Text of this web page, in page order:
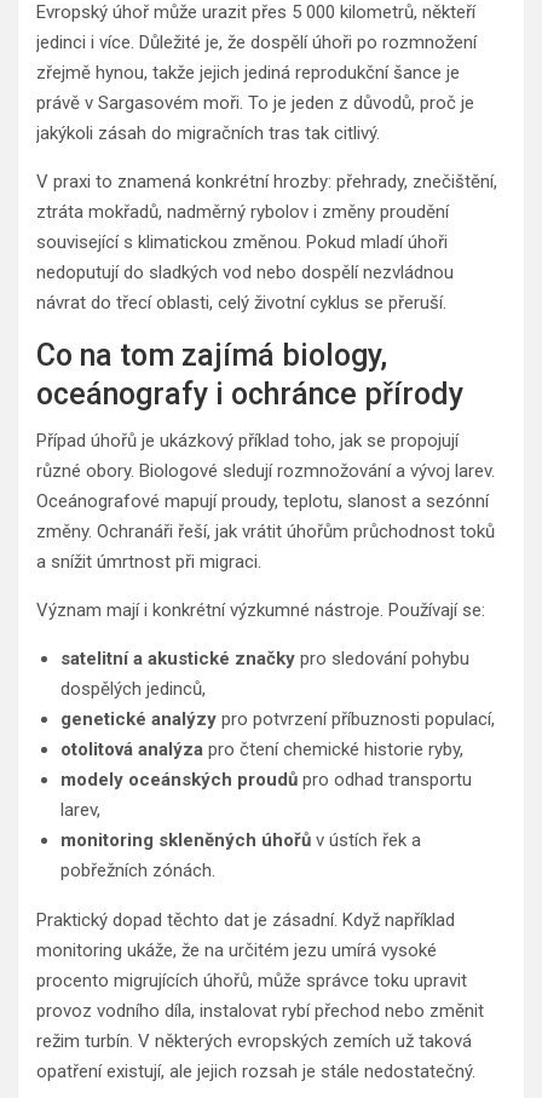
Evropský úhoř může urazit přes 5 000 kilometrů, někteří
jedinci i více. Důležité je, že dospělí úhoři po rozmnožení
zřejmě hynou, takže jejich jediná reprodukční šance je
právě v Sargasovém moři. To je jeden z důvodů, proč je
jakýkoli zásah do migračních tras tak citlivý.
V praxi to znamená konkrétní hrozby: přehrady, znečištění,
ztráta mokřadů, nadměrný rybolov i změny proudění
související s klimatickou změnou. Pokud mladí úhoři
nedoputují do sladkých vod nebo dospělí nezvládnou
návrat do třecí oblasti, celý životní cyklus se přeruší.
Co na tom zajímá biology,
oceánografy i ochránce přírody
Případ úhořů je ukázkový příklad toho, jak se propojují
různé obory. Biologové sledují rozmnožování a vývoj larev.
Oceánografové mapují proudy, teplotu, slanost a sezónní
změny. Ochranáři řeší, jak vrátit úhořům průchodnost toků
a snížit úmrtnost při migraci.
Význam mají i konkrétní výzkumné nástroje. Používají se:
satelitní a akustické značky pro sledování pohybu
dospělých jedinců,
genetické analýzy pro potvrzení příbuznosti populací,
otolitová analýza pro čtení chemické historie ryby,
modely oceánských proudů pro odhad transportu
larev,
monitoring skleněných úhořů v ústích řek a
pobřežních zónách.
Praktický dopad těchto dat je zásadní. Když například
monitoring ukáže, že na určitém jezu umírá vysoké
procento migrujících úhořů, může správce toku upravit
provoz vodního díla, instalovat rybí přechod nebo změnit
režim turbín. V některých evropských zemích už taková
opatření existují, ale jejich rozsah je stále nedostatečný.